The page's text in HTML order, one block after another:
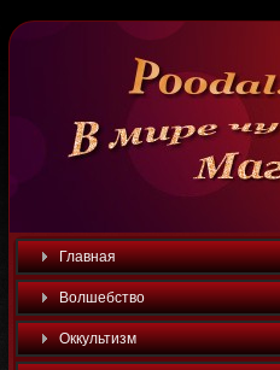
Главная
Волшебство
Оккультизм